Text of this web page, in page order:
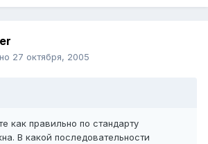
27 октября, 2005
как правильно по стандарту
В какой последовательности